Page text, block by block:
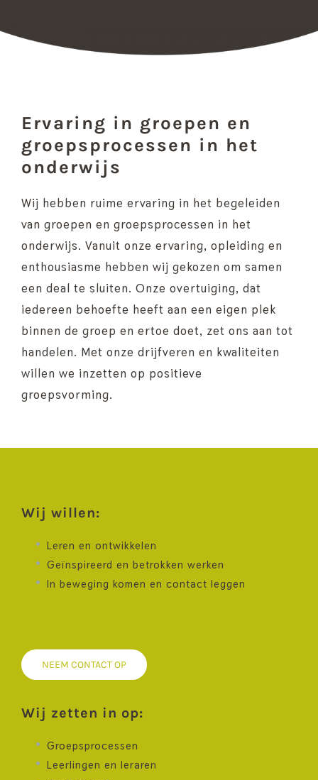
Ervaring in groepen en
groepsprocessen in het
onderwijs
Wij hebben ruime ervaring in het begeleiden
van groepen en groepsprocessen in het
onderwijs. Vanuit onze ervaring, opleiding en
enthousiasme hebben wij gekozen om samen
een deal te sluiten. Onze overtuiging, dat
iedereen behoefte heeft aan een eigen plek
binnen de groep en ertoe doet, zet ons aan tot
handelen. Met onze drijfveren en kwaliteiten
willen we inzetten op positieve
groepsvorming.
Wij willen:
Leren en ontwikkelen
Geïnspireerd en betrokken werken
In beweging komen en contact leggen
NEEM CONTACT OP
Wij zetten in op:
Groepsprocessen
Leerlingen en leraren